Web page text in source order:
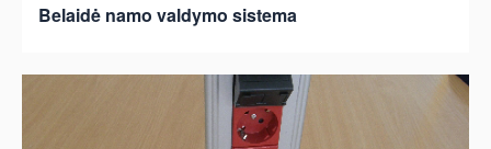
Belaidė namo valdymo sistema